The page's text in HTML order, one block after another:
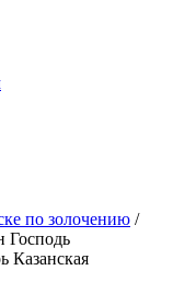
по золочению /
Господь
Казанская